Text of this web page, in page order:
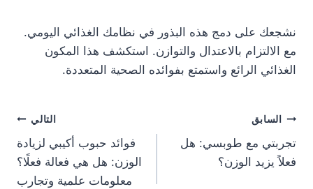
نشجعك على دمج هذه البذور في نظامك الغذائي اليومي.
مع الالتزام بالاعتدال والتوازن. استكشف هذا المكون
الغذائي الرائع واستمتع بفوائده الصحية المتعددة.
تصفّح
المقالات
السابق
تجربتي مع طوبسي: هل
فعلاً يزيد الوزن؟
التالي
فوائد حبوب أكيبي لزيادة
الوزن: هل هي فعالة فعلًا؟
معلومات علمية وتجارب